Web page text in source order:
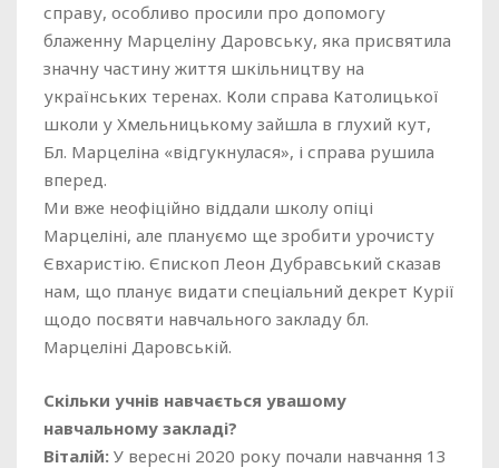
справу, особливо просили про допомогу
блаженну Марцеліну Даровську, яка присвятила
значну частину життя шкільництву на
українських теренах. Коли справа Католицької
школи у Хмельницькому зайшла в глухий кут,
Бл. Марцеліна «відгукнулася», і справа рушила
вперед.
Ми вже неофіційно віддали школу опіці
Марцеліні, але плануємо ще зробити урочисту
Євхаристію. Єпископ Леон Дубравський сказав
нам, що планує видати спеціальний декрет Курії
щодо посвяти навчального закладу бл.
Марцеліні Даровській.
Скільки учнів навчається увашому
навчальному закладі?
Віталій: У вересні 2020 року почали навчання 13